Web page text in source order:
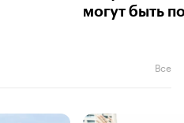
могут быть
Все